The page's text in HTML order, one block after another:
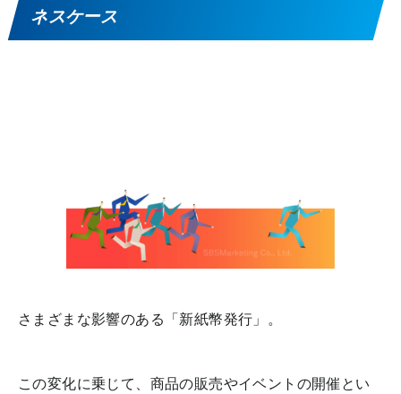
ネスケース
さまざまな影響のある「新紙幣発行」。
この変化に乗じて、商品の販売やイベントの開催とい